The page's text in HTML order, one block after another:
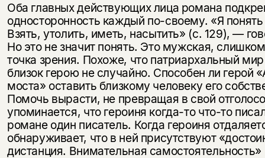
Оба главных действующих лица романа
односторонность каж­дый по-своему. «Я понять
Взять, утолить, иметь, насытить» (с. 129), —
Но это не значит понять. Это мужская,
точка зрения. Похоже, что патриархальный
близок герою не случайно. Спо­собен ли герой
моста» оставить близкому человеку его
Помочь вырасти, не превращая в свой
упоминается, что героиня когда-то что-то
романе один писатель. Когда героиня
обнаруживает, что в ней присутствуют
дистан­ция. Внимательная